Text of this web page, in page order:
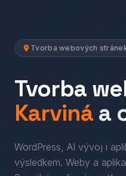
Tvorba webových
Tvorba
Karviná a
WordPress, AI vývoj i
výsledkem. Weby a